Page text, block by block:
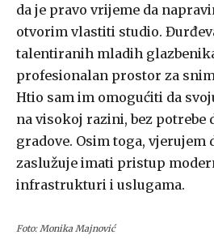
da je pravo vrijeme da
otvorim vlastiti studio.
talentiranih mladih
profesionalan prostor za
Htio sam im omogućiti da
na visokoj razini, bez potrebe
gradove. Osim toga, vjerujem
zaslužuje imati pristup
infrastrukturi i uslugama.
Foto: Monika Majnović